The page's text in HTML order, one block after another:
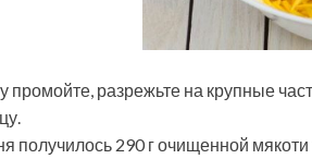
промойте, разрежьте на крупные
получилось 290 г очищенной